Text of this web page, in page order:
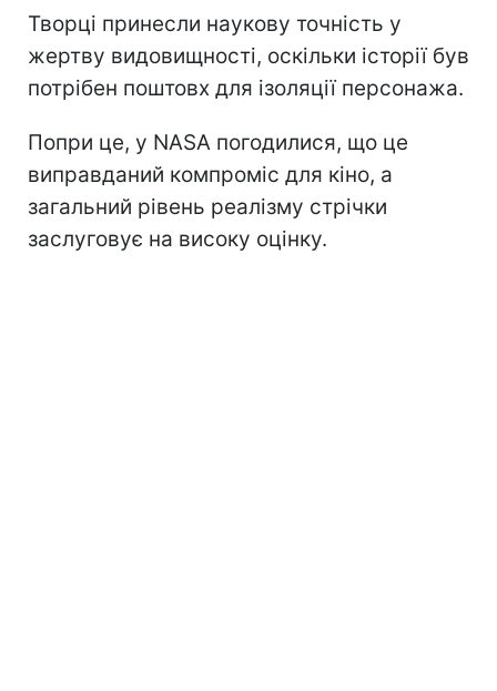
Творці принесли наукову точність у
жертву видовищності, оскільки історії був
потрібен поштовх для ізоляції персонажа.
Попри це, у NASA погодилися, що це
виправданий компроміс для кіно, а
загальний рівень реалізму стрічки
заслуговує на високу оцінку.